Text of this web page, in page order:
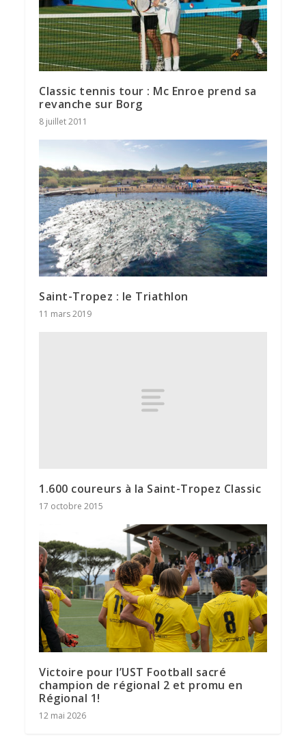
Classic tennis tour : Mc Enroe prend sa
revanche sur Borg
8 juillet 2011
Saint-Tropez : le Triathlon
11 mars 2019
1.600 coureurs à la Saint-Tropez Classic
17 octobre 2015
Victoire pour l’UST Football sacré
champion de régional 2 et promu en
Régional 1!
12 mai 2026